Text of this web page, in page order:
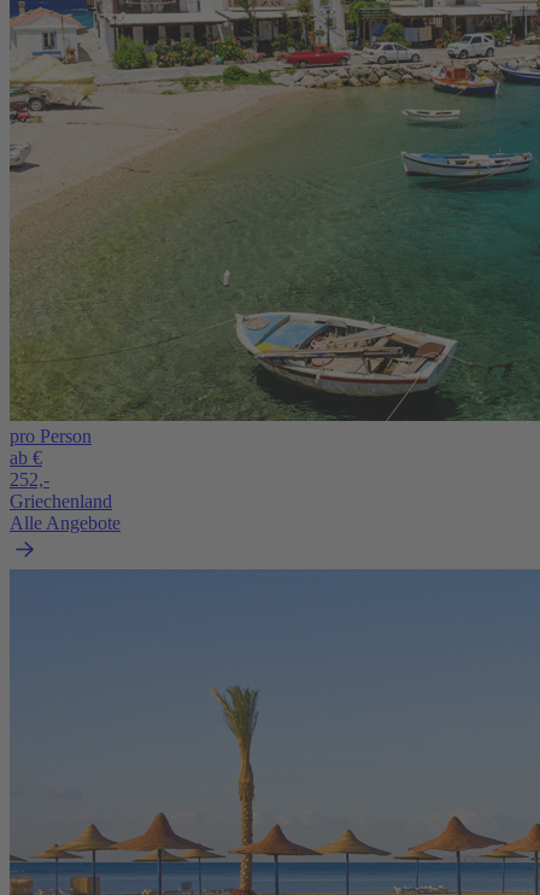
pro Person
ab €
252,-
Griechenland
Alle Angebote